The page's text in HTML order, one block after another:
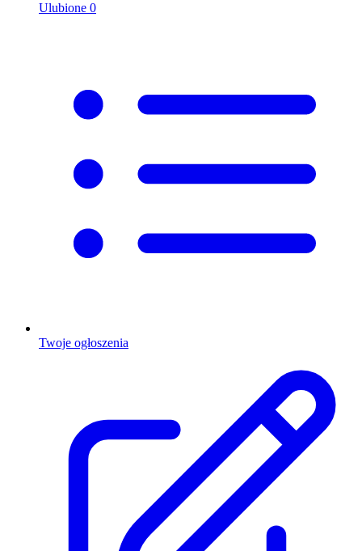
Ulubione 0
Twoje ogłoszenia